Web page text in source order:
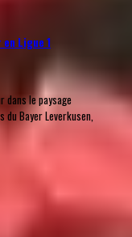
Ligue 1
le paysage
Bayer Leverkusen,